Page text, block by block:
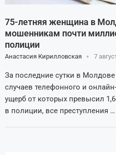
75-летняя женщина в
мошенникам почти
полиции
Анастасия Кирилловская 7
За последние сутки в Молдове
случаев телефонного и
ущерб от которых превысил
в полиции, все преступления …